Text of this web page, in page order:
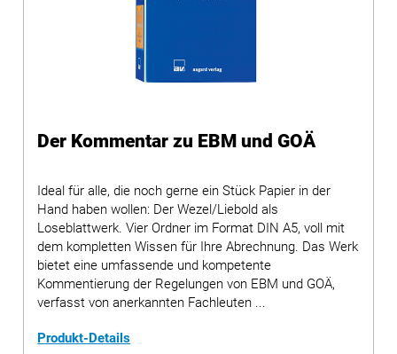
Der Kommentar zu EBM und GOÄ
Ideal für alle, die noch gerne ein Stück Papier in der
Hand haben wollen: Der Wezel/Liebold als
Loseblattwerk. Vier Ordner im Format DIN A5, voll mit
dem kompletten Wissen für Ihre Abrechnung. Das Werk
bietet eine umfassende und kompetente
Kommentierung der Regelungen von EBM und GOÄ,
verfasst von anerkannten Fachleuten ...
Produkt-Details